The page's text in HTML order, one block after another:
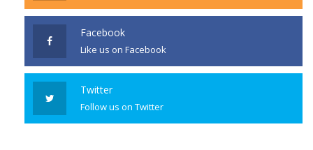
Facebook
Like us on Facebook
Twitter
Follow us on Twitter